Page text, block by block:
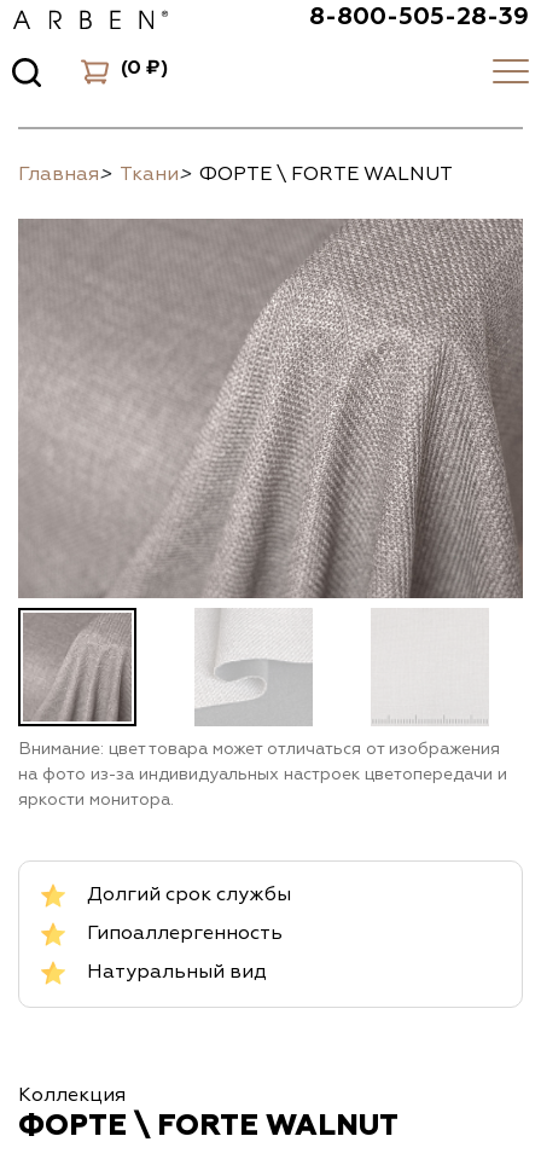
8-800-505-28-39
(0 ₽)
Главная> Ткани> ФОРТЕ \ FORTE WALNUT
Внимание: цвет товара может отличаться от изображения
на фото из-за индивидуальных настроек цветопередачи и
яркости монитора.
Долгий срок службы
Гипоаллергенность
Натуральный вид
Коллекция
ФОРТЕ \ FORTE WALNUT